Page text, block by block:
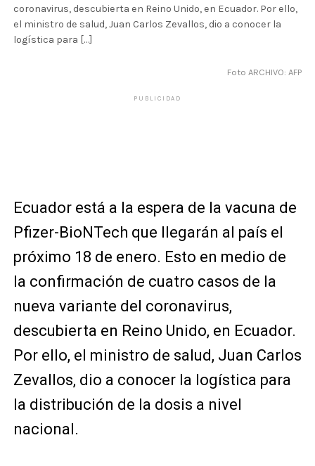
coronavirus, descubierta en Reino Unido, en Ecuador. Por ello,
el ministro de salud, Juan Carlos Zevallos, dio a conocer la
logística para […]
Foto ARCHIVO: AFP
PUBLICIDAD
Ecuador está a la espera de la vacuna de
Pfizer-BioNTech que llegarán al país el
próximo 18 de enero. Esto en medio de
la confirmación de cuatro casos de la
nueva variante del coronavirus,
descubierta en Reino Unido, en Ecuador.
Por ello, el ministro de salud, Juan Carlos
Zevallos, dio a conocer la logística para
la distribución de la dosis a nivel
nacional.